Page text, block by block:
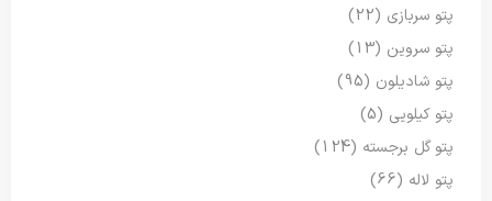
پتو سربازی (22)
پتو سروین (13)
پتو شادیلون (95)
پتو کیلویی (5)
پتو گل برجسته (124)
پتو لاله (66)